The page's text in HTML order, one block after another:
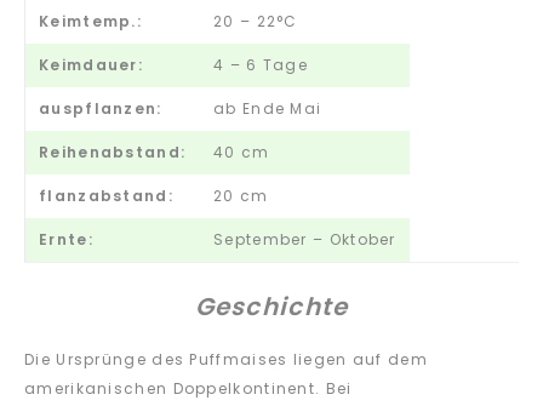
Keimtemp.: 20 – 22°C
Keimdauer: 4 – 6 Tage
auspflanzen: ab Ende Mai
Reihenabstand: 40 cm
flanzabstand: 20 cm
Ernte: September – Oktober
Geschichte
Die Ursprünge des Puffmaises liegen auf dem
amerikanischen Doppelkontinent. Bei